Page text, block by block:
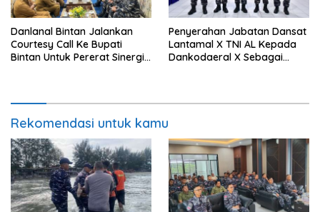
Danlanal Bintan Jalankan
Courtesy Call Ke Bupati
Bintan Untuk Pererat Sinergi
Penyerahan Jabatan Dansat
Lantamal X TNI AL Kepada
Dankodaeral X Sebagai
Rekomendasi untuk kamu